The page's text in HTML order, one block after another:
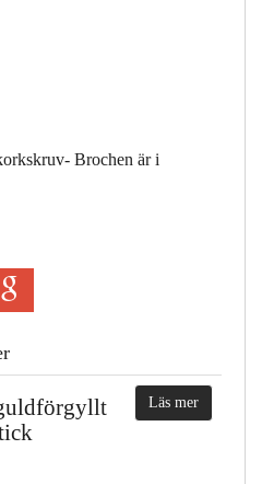
Brochen är i
Läs mer